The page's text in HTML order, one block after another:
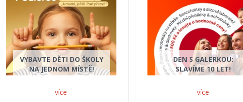
VYBAVTE DĚTI DO ŠKOLY
NA JEDNOM MÍSTĚ!
více
DEN S GALERKOU:
SLAVÍME 10 LET!
více